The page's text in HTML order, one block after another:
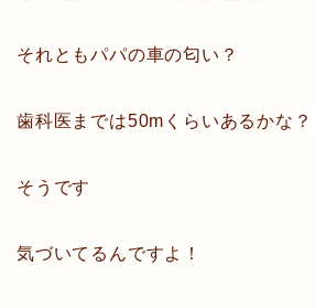
それともパパの車の匂い？
歯科医までは50mくらいあるかな？
そうです
気づいてるんですよ！